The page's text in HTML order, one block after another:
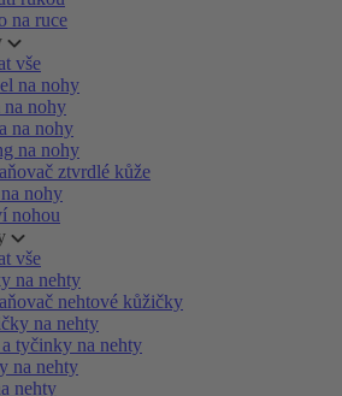
na ruce
vše
na nohy
na nohy
na nohy
na nohy
ztvrdlé kůže
nohy
nohou
vše
na nehty
nehtové kůžičky
na nehty
tyčinky na nehty
na nehty
nehty